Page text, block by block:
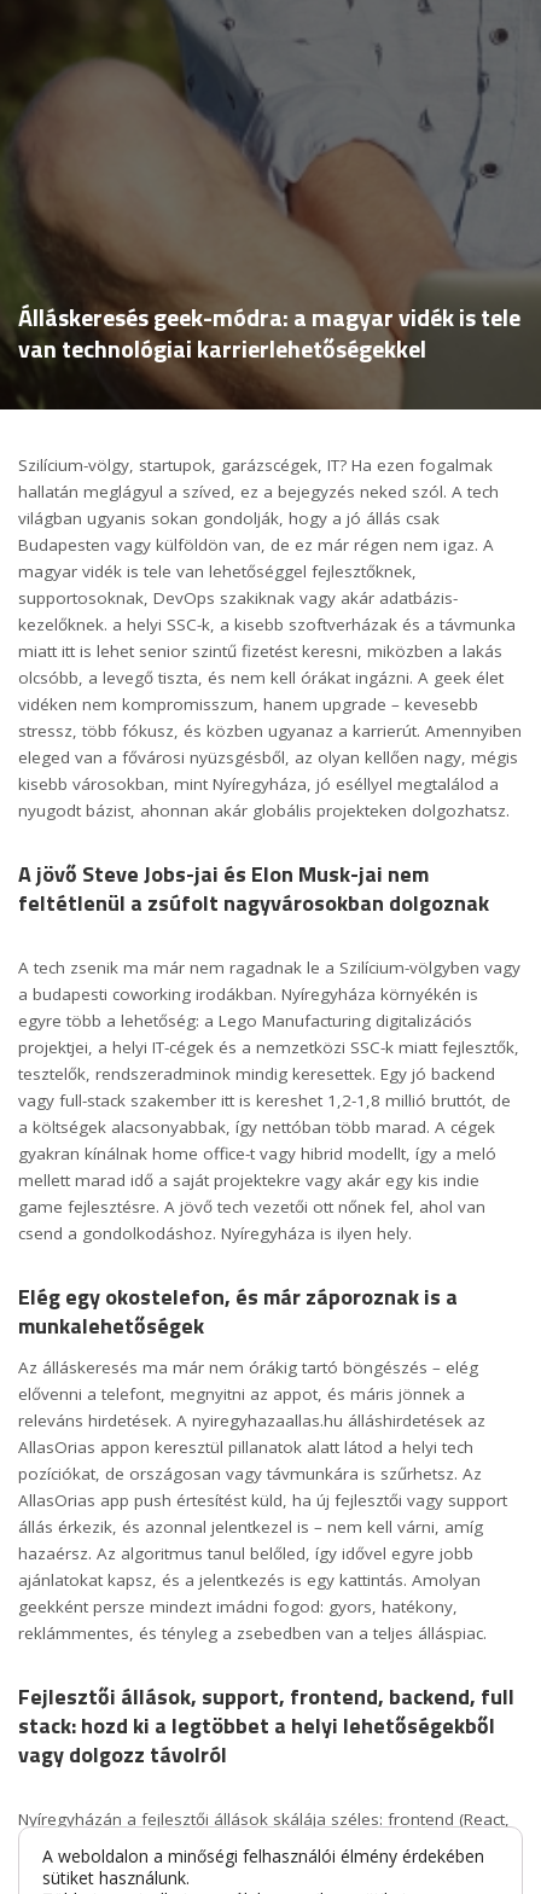
A jövő Steve Jobs-jai és Elon Musk-jai nem feltétlenül a zsúfolt
nagyvárosokban dolgoznak
Álláskeresés geek-módra: a magyar vidék is tele
van technológiai karrierlehetőségekkel
Szilícium-völgy, startupok, garázscégek, IT? Ha ezen fogalmak
hallatán meglágyul a szíved, ez a bejegyzés neked szól. A tech
világban ugyanis sokan gondolják, hogy a jó állás csak
Budapesten vagy külföldön van, de ez már régen nem igaz. A
magyar vidék is tele van lehetőséggel fejlesztőknek,
supportosoknak, DevOps szakiknak vagy akár adatbázis-
kezelőknek. a helyi SSC-k, a kisebb szoftverházak és a távmunka
miatt itt is lehet senior szintű fizetést keresni, miközben a lakás
olcsóbb, a levegő tiszta, és nem kell órákat ingázni. A geek élet
vidéken nem kompromisszum, hanem upgrade – kevesebb
stressz, több fókusz, és közben ugyanaz a karrierút. Amennyiben
eleged van a fővárosi nyüzsgésből, az olyan kellően nagy, mégis
kisebb városokban, mint Nyíregyháza, jó eséllyel megtalálod a
nyugodt bázist, ahonnan akár globális projekteken dolgozhatsz.
A jövő Steve Jobs-jai és Elon Musk-jai nem
feltétlenül a zsúfolt nagyvárosokban dolgoznak
A tech zsenik ma már nem ragadnak le a Szilícium-völgyben vagy
a budapesti coworking irodákban. Nyíregyháza környékén is
egyre több a lehetőség: a Lego Manufacturing digitalizációs
projektjei, a helyi IT-cégek és a nemzetközi SSC-k miatt fejlesztők,
tesztelők, rendszeradminok mindig keresettek. Egy jó backend
vagy full-stack szakember itt is kereshet 1,2-1,8 millió bruttót, de
a költségek alacsonyabbak, így nettóban több marad. A cégek
gyakran kínálnak home office-t vagy hibrid modellt, így a meló
mellett marad idő a saját projektekre vagy akár egy kis indie
game fejlesztésre. A jövő tech vezetői ott nőnek fel, ahol van
csend a gondolkodáshoz. Nyíregyháza is ilyen hely.
Elég egy okostelefon, és már záporoznak is a
munkalehetőségek
Az álláskeresés ma már nem órákig tartó böngészés – elég
elővenni a telefont, megnyitni az appot, és máris jönnek a
releváns hirdetések. A nyiregyhazaallas.hu álláshirdetések az
AllasOrias appon keresztül pillanatok alatt látod a helyi tech
pozíciókat, de országosan vagy távmunkára is szűrhetsz. Az
AllasOrias app push értesítést küld, ha új fejlesztői vagy support
állás érkezik, és azonnal jelentkezel is – nem kell várni, amíg
hazaérsz. Az algoritmus tanul belőled, így idővel egyre jobb
ajánlatokat kapsz, és a jelentkezés is egy kattintás. Amolyan
geekként persze mindezt imádni fogod: gyors, hatékony,
reklámmentes, és tényleg a zsebedben van a teljes álláspiac.
Fejlesztői állások, support, frontend, backend, full
stack: hozd ki a legtöbbet a helyi lehetőségekből
vagy dolgozz távolról
Nyíregyházán a fejlesztői állások skálája széles: frontend (React,
Vue), backend (Node, .NET, Java), full-stack vagy akár DevOps
pozíciók mindig vannak. A Lego és a beszállítók digitalizációja
A weboldalon a minőségi felhasználói élmény érdekében
sütiket használunk.